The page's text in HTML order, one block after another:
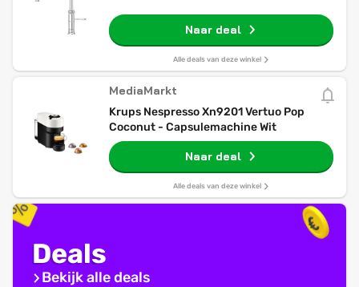
Naar deal
Alle deals van deze winkel
MediaMarkt
Krups Nespresso Xn9201 Vertuo Pop
Coconut - Capsulemachine Wit
Naar deal
Alle deals van deze winkel
Deals
Bekijk alle deals